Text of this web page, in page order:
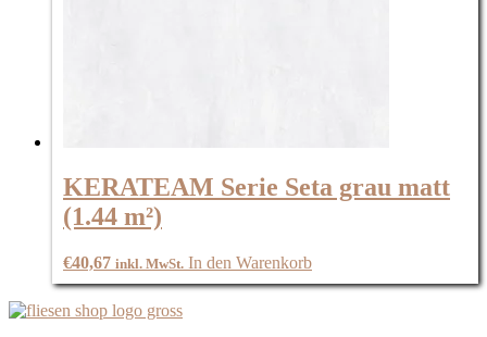
KERATEAM Serie Seta grau matt
(1.44 m²)
€40,67 inkl. MwSt. In den Warenkorb